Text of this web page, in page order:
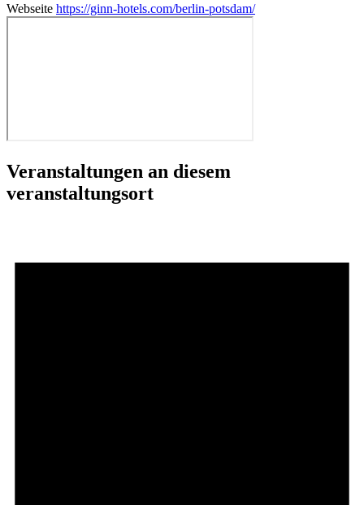
Webseite https://ginn-hotels.com/berlin-potsdam/
Veranstaltungen an diesem
veranstaltungsort